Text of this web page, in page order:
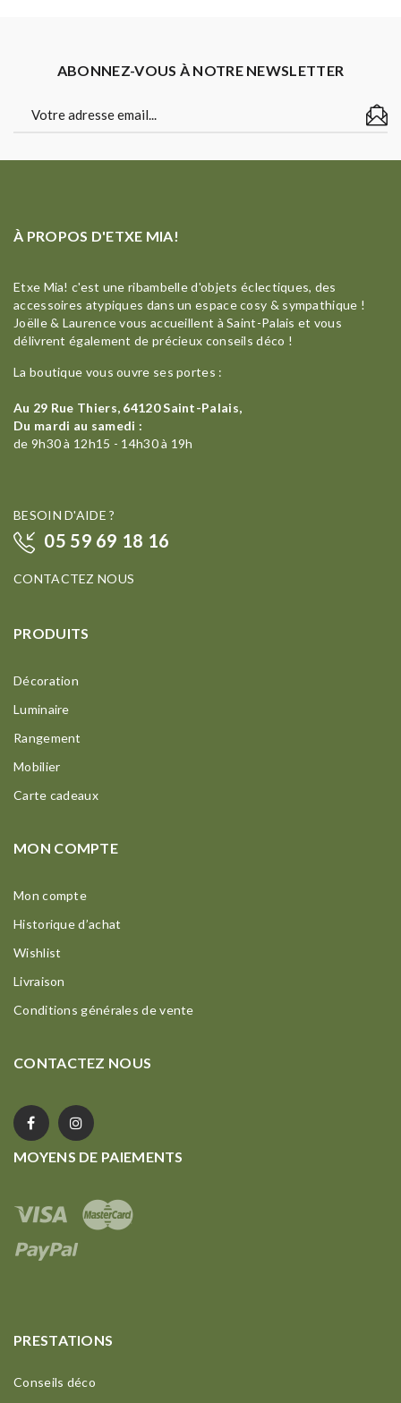
ABONNEZ-VOUS À NOTRE NEWSLETTER
À PROPOS D'ETXE MIA!
Etxe Mia! c'est une ribambelle d'objets éclectiques, des
accessoires atypiques dans un espace cosy & sympathique !
Joëlle & Laurence vous accueillent à Saint-Palais et vous
délivrent également de précieux conseils déco !
La boutique vous ouvre ses portes :
Au 29 Rue Thiers, 64120 Saint-Palais,
Du mardi au samedi :
de 9h30 à 12h15 - 14h30 à 19h
BESOIN D'AIDE ?
05 59 69 18 16
CONTACTEZ NOUS
PRODUITS
Décoration
Luminaire
Rangement
Mobilier
Carte cadeaux
MON COMPTE
Mon compte
Historique d’achat
Wishlist
Livraison
Conditions générales de vente
CONTACTEZ NOUS
MOYENS DE PAIEMENTS
PRESTATIONS
Conseils déco